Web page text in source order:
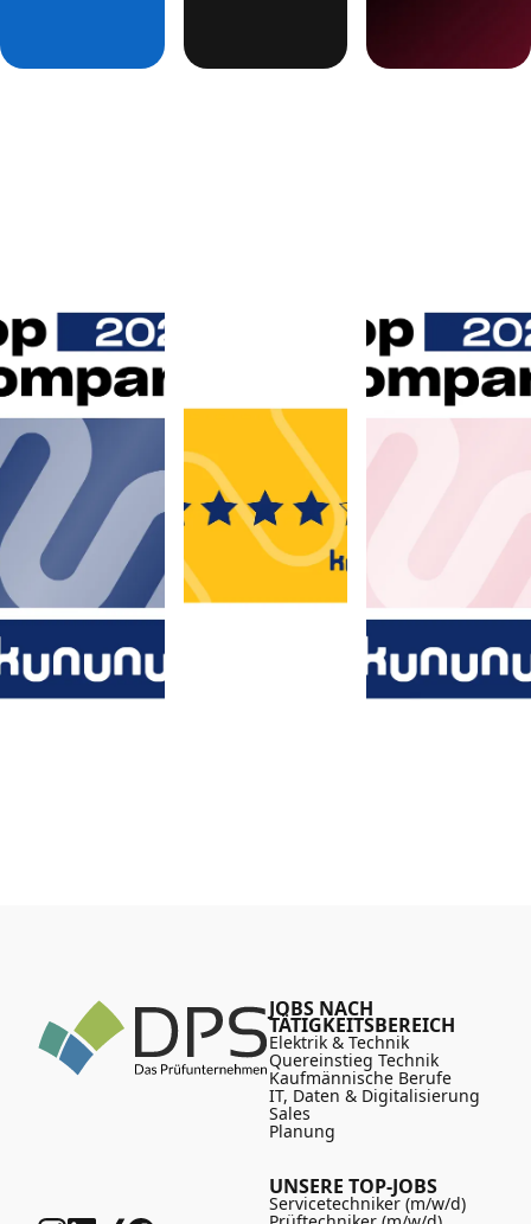
JOBS NACH
TÄTIGKEITSBEREICH
Elektrik & Technik
Quereinstieg Technik
Kaufmännische Berufe
IT, Daten & Digitalisierung
Sales
Planung
UNSERE TOP-JOBS
Servicetechniker (m/w/d)